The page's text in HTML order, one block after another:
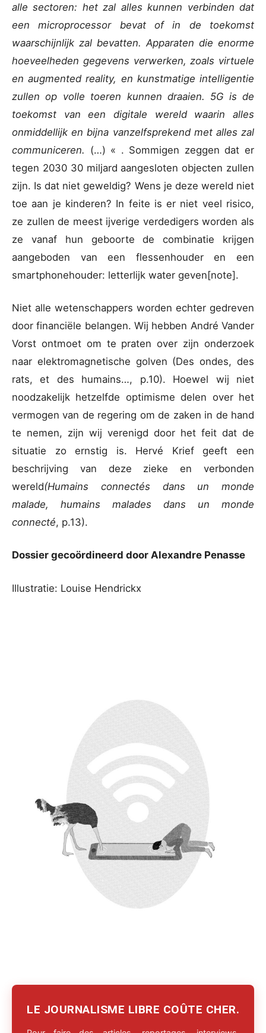
alle sectoren: het zal alles kunnen verbinden dat
een microprocessor bevat of in de toekomst
waarschijnlijk zal bevatten. Apparaten die enorme
hoeveelheden gegevens verwerken, zoals virtuele
en augmented reality, en kunstmatige intelligentie
zullen op volle toeren kunnen draaien. 5G is de
toekomst van een digitale wereld waarin alles
onmiddellijk en bijna vanzelfsprekend met alles zal
communiceren. (…) « . Sommigen zeggen dat er
tegen 2030 30 miljard aangesloten objecten zullen
zijn. Is dat niet geweldig? Wens je deze wereld niet
toe aan je kinderen? In feite is er niet veel risico,
ze zullen de meest ijverige verdedigers worden als
ze vanaf hun geboorte de combinatie krijgen
aangeboden van een flessenhouder en een
smartphonehouder: letterlijk water geven[note].
Niet alle wetenschappers worden echter gedreven
door financiële belangen. Wij hebben André Vander
Vorst ontmoet om te praten over zijn onderzoek
naar elektromagnetische golven (Des ondes, des
rats, et des humains…, p.10). Hoewel wij niet
noodzakelijk hetzelfde optimisme delen over het
vermogen van de regering om de zaken in de hand
te nemen, zijn wij verenigd door het feit dat de
situatie zo ernstig is. Hervé Krief geeft een
beschrijving van deze zieke en verbonden
wereld(Humains connectés dans un monde
malade, humains malades dans un monde
connecté, p.13).
Dossier gecoördineerd door Alexandre Penasse
Illustratie: Louise Hendrickx
LE JOURNALISME LIBRE COÛTE CHER.